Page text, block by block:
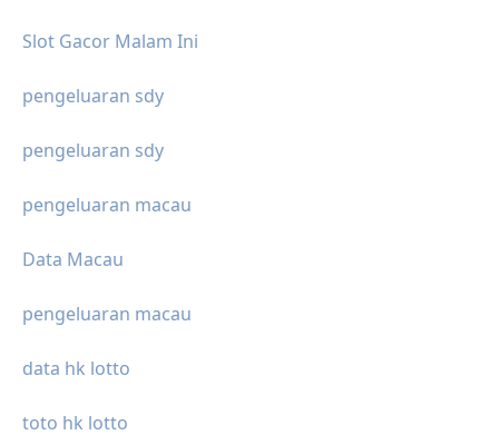
Slot Gacor Malam Ini
pengeluaran sdy
pengeluaran sdy
pengeluaran macau
Data Macau
pengeluaran macau
data hk lotto
toto hk lotto